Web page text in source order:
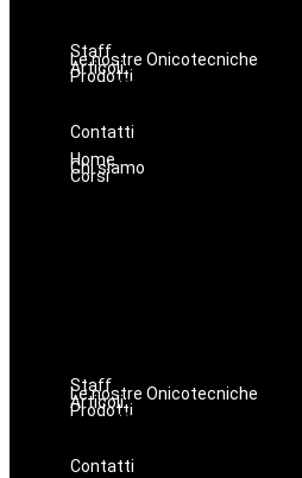
Staff
Le nostre Onicotecniche
Articoli
ProdottiOniconails
Prodotti per
Contatti
Home
Chi siamo
Corsi
Staff
Le nostre Onicotecniche
Articoli
ProdottiOniconails
Prodotti per
Contatti